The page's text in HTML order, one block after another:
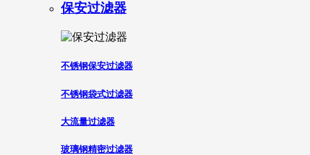
保安过滤器
不锈钢保安过滤器
不锈钢袋式过滤器
大流量过滤器
玻璃钢精密过滤器